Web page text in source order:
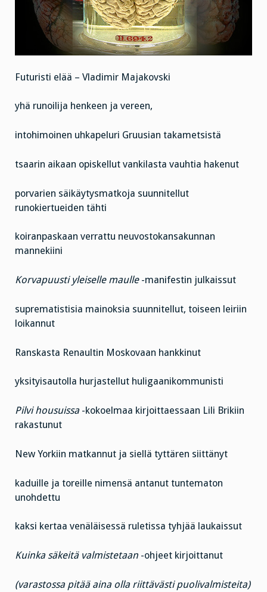
Futuristi elää – Vladimir Majakovski
yhä runoilija henkeen ja vereen,
intohimoinen uhkapeluri Gruusian takametsistä
tsaarin aikaan opiskellut vankilasta vauhtia hakenut
porvarien säikäytysmatkoja suunnitellut
runokiertueiden tähti
koiranpaskaan verrattu neuvostokansakunnan
mannekiini
Korvapuusti yleiselle maulle-manifestin julkaissut
suprematistisia mainoksia suunnitellut, toiseen leiriin
loikannut
Ranskasta Renaultin Moskovaan hankkinut
yksityisautolla hurjastellut huligaanikommunisti
Pilvi housuissa -kokoelmaa kirjoittaessaan Lili Brikiin
rakastunut
New Yorkiin matkannut ja siellä tyttären siittänyt
kaduille ja toreille nimensä antanut tuntematon
unohdettu
kaksi kertaa venäläisessä ruletissa tyhjää laukaissut
Kuinka säkeitä valmistetaan -ohjeet kirjoittanut
(varastossa pitää aina olla riittävästi puolivalmisteita)